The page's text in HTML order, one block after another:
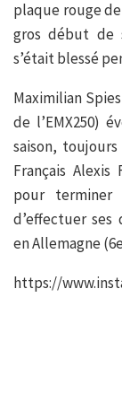
plaque rouge
gros début de
s’était blessé
Maximilian
de l’EMX250)
saison,
Français
pour terminer
d’effectuer ses
en Allemagne
https://